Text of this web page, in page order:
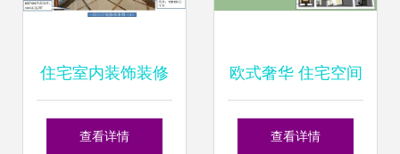
住宅室内装饰装修
材料说明
查看详情
欧式奢华 住宅空间
设计的细节精粹
查看详情